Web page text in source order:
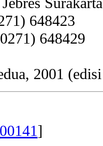
648423
648429
2001
00141]